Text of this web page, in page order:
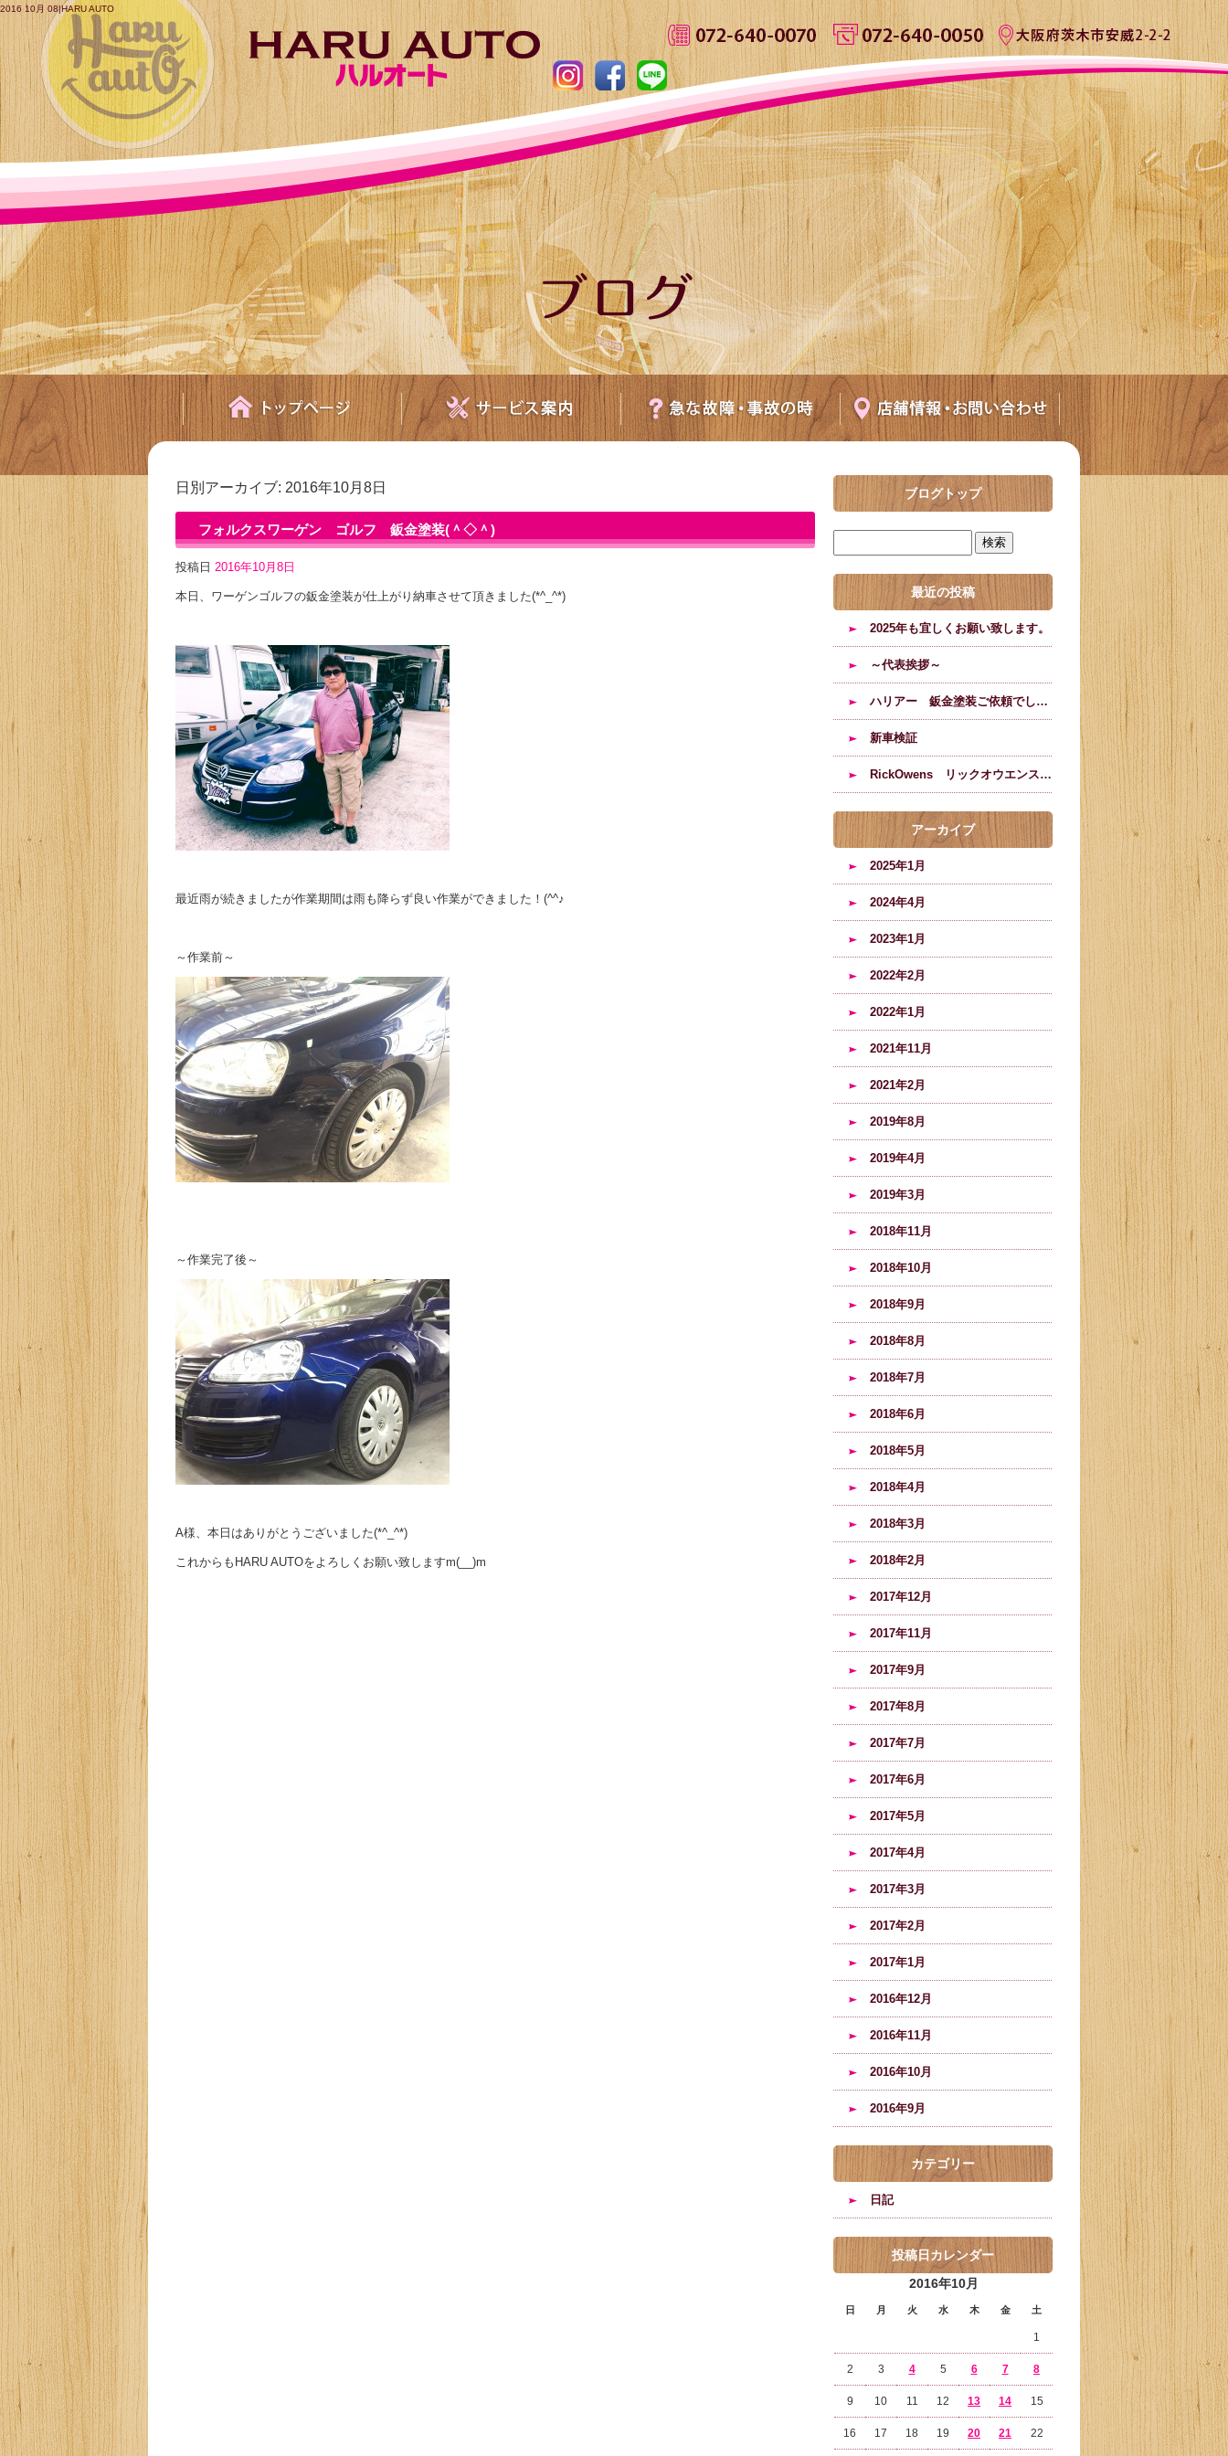
2016 10月 08|HARU AUTO
日別アーカイブ: 2016年10月8日
フォルクスワーゲン ゴルフ 鈑金塗装(＾◇＾)
投稿日 2016年10月8日
本日、ワーゲンゴルフの鈑金塗装が仕上がり納車させて頂きました(*^_^*)
最近雨が続きましたが作業期間は雨も降らず良い作業ができました！(^^♪
～作業前～
～作業完了後～
A様、本日はありがとうございました(*^_^*)
これからもHARU AUTOをよろしくお願い致しますm(__)m
ブログトップ
最近の投稿
2025年も宜しくお願い致します。
～代表挨拶～
ハリアー 鈑金塗装ご依頼でした。
新車検証
RickOwens リックオウエンスのブーツの修理塗装のご依頼
アーカイブ
2025年1月
2024年4月
2023年1月
2022年2月
2022年1月
2021年11月
2021年2月
2019年8月
2019年4月
2019年3月
2018年11月
2018年10月
2018年9月
2018年8月
2018年7月
2018年6月
2018年5月
2018年4月
2018年3月
2018年2月
2017年12月
2017年11月
2017年9月
2017年8月
2017年7月
2017年6月
2017年5月
2017年4月
2017年3月
2017年2月
2017年1月
2016年12月
2016年11月
2016年10月
2016年9月
カテゴリー
日記
投稿日カレンダー
2016年10月
日 月 火 水 木 金 土
1
2 3 4 5 6 7 8
9 10 11 12 13 14 15
16 17 18 19 20 21 22